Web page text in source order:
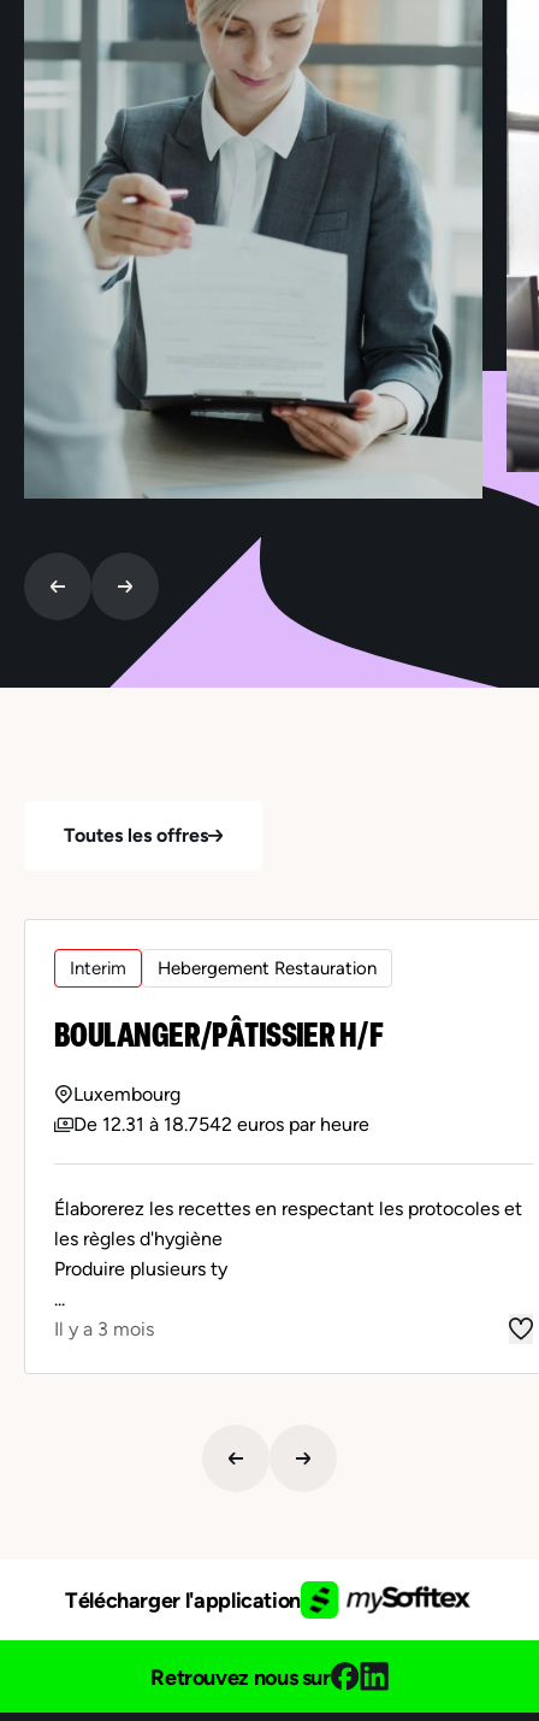
Toutes les offres
Interim Hebergement Restauration
BOULANGER/PÂTISSIER H/F
Luxembourg
De 12.31 à 18.7542 euros par heure
Élaborerez les recettes en respectant les protocoles et
les règles d'hygiène
Produire plusieurs ty
...
Il y a 3 mois
Télécharger l'application
Retrouvez nous sur